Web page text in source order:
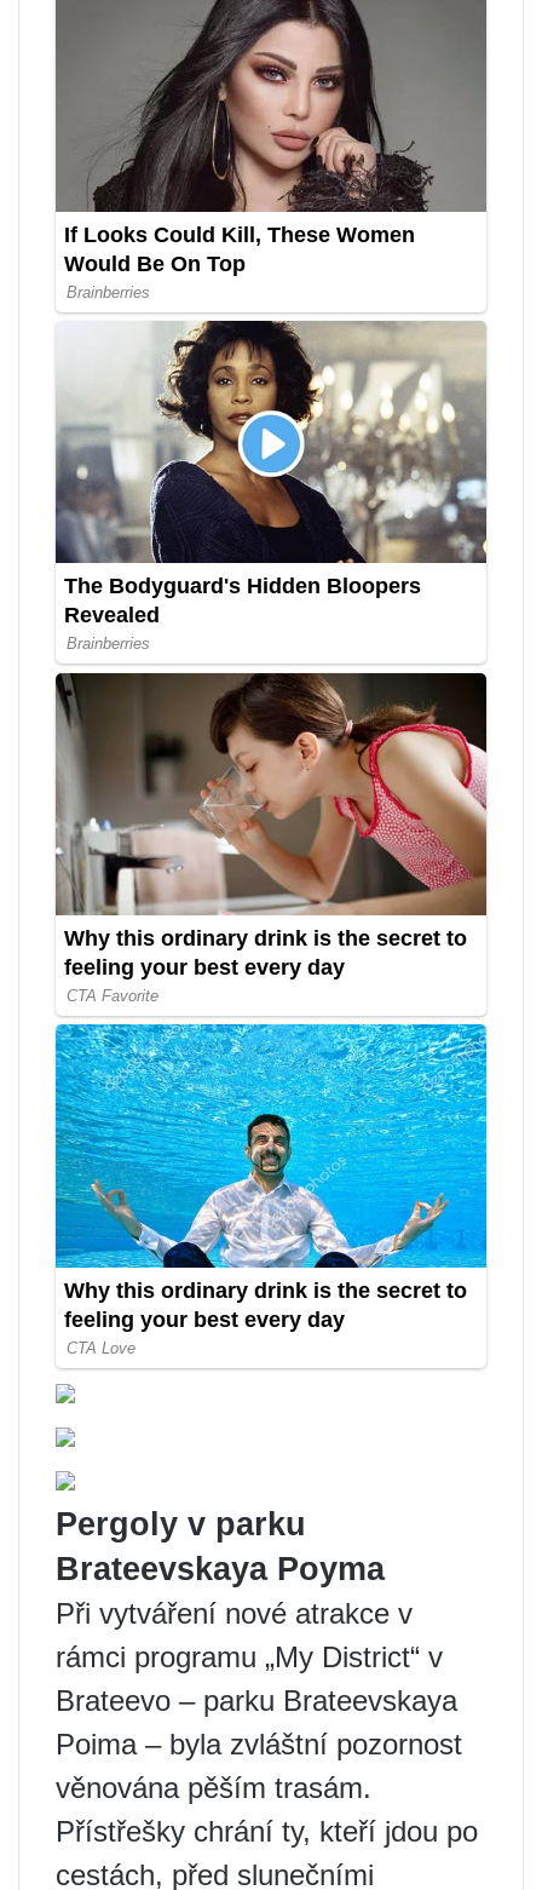
Pergoly v parku
Brateevskaya Poyma
Při vytváření nové atrakce v
rámci programu „My District“ v
Brateevo – parku Brateevskaya
Poima – byla zvláštní pozornost
věnována pěším trasám.
Přístřešky chrání ty, kteří jdou po
cestách, před slunečními